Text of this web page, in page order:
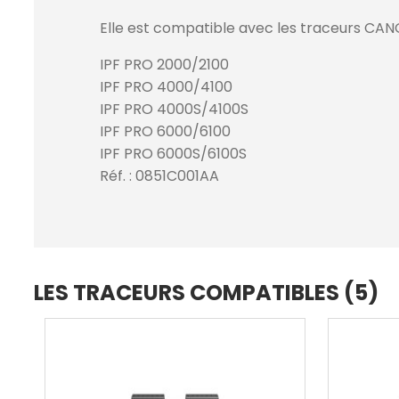
Elle est compatible avec les traceurs
IPF PRO 2000/2100
IPF PRO 4000/4100
IPF PRO 4000S/4100S
IPF PRO 6000/6100
IPF PRO 6000S/6100S
Réf. : 0851C001AA
LES TRACEURS COMPATIBLES (5)